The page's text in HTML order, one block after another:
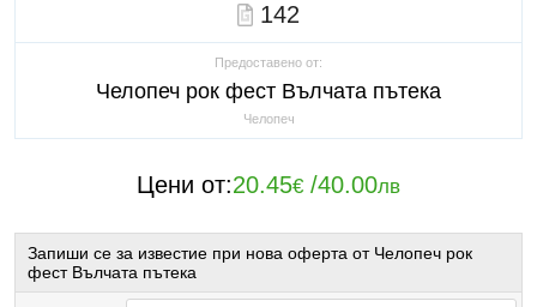
142
Предоставено от:
Челопеч рок фест Вълчата пътека
Челопеч
Цени от:20.45€ /40.00лв
Запиши се за известие при нова оферта от Челопеч рок
фест Вълчата пътека